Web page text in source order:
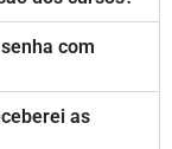
com
as